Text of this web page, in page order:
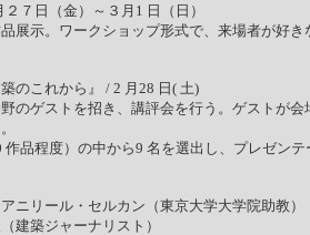
７日（金）～３月1 日（日）
展示。ワークショップ形式で、来場者が好
のこれから』 / 2 月28 日( 土)
のゲストを招き、講評会を行う。ゲストが
作品程度）の中から9 名を選出し、プレゼン
ニリール・セルカン（東京大学大学院助教）
ャーナリスト）